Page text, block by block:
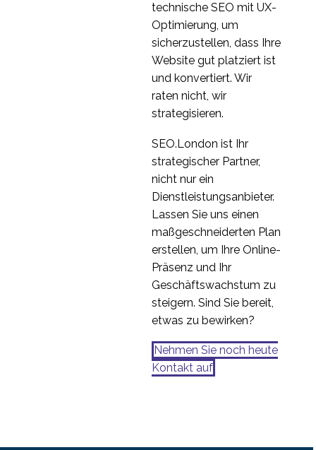
technische SEO mit UX-
Optimierung, um
sicherzustellen, dass Ihre
Website gut platziert ist
und konvertiert. Wir
raten nicht, wir
strategisieren.
SEO.London ist Ihr
strategischer Partner,
nicht nur ein
Dienstleistungsanbieter.
Lassen Sie uns einen
maßgeschneiderten Plan
erstellen, um Ihre Online-
Präsenz und Ihr
Geschäftswachstum zu
steigern. Sind Sie bereit,
etwas zu bewirken?
Nehmen Sie noch heute
Kontakt auf